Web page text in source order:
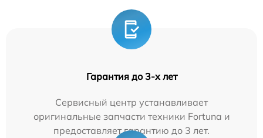
Гарантия до 3-х лет
Сервисный центр устанавливает
оригинальные запчасти техники Fortuna и
предоставляет гарантию до 3 лет.